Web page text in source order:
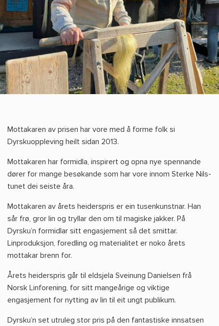
Mottakaren av prisen har vore med å forme folk si
Dyrskuoppleving heilt sidan 2013.
Mottakaren har formidla, inspirert og opna nye spennande
dører for mange besøkande som har vore innom Sterke Nils-
tunet dei seiste åra.
Mottakaren av årets heiderspris er ein tusenkunstnar. Han
sår frø, gror lin og tryllar den om til magiske jakker. På
Dyrsku’n formidlar sitt engasjement så det smittar.
Linproduksjon, foredling og materialitet er noko årets
mottakar brenn for.
Årets heiderspris går til eldsjela Sveinung Danielsen frå
Norsk Linforening, for sitt mangeårige og viktige
engasjement for nytting av lin til eit ungt publikum.
Dyrsku’n set utruleg stor pris på den fantastiske innsatsen